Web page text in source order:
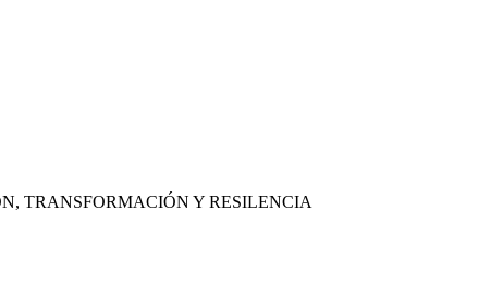
TRANSFORMACIÓN Y RESILENCIA